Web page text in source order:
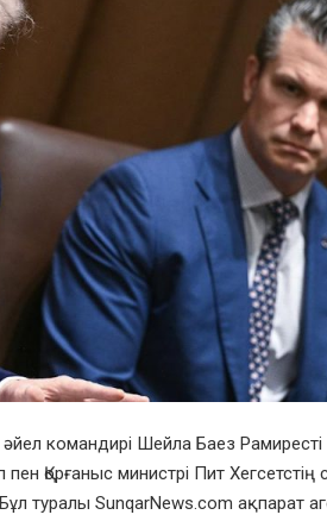
командирі Шейла Баез Рамиресті
Қорғаныс министрі Пит Хегсетстің
SunqarNews.com ақпарат